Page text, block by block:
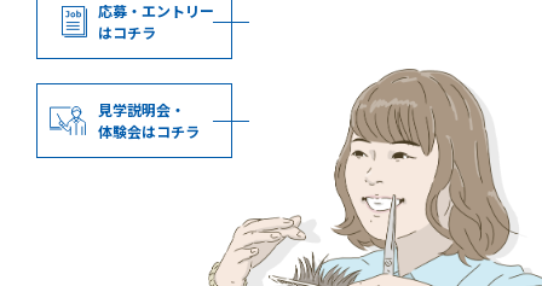
応募・エントリー
はコチラ
見学説明会・
体験会はコチラ